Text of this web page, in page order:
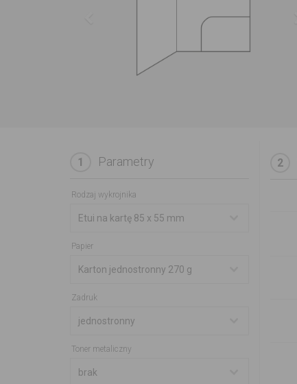
Previous
1 Parametry
Rodzaj wykrojnika
Papier
Zadruk
Toner metaliczny
2